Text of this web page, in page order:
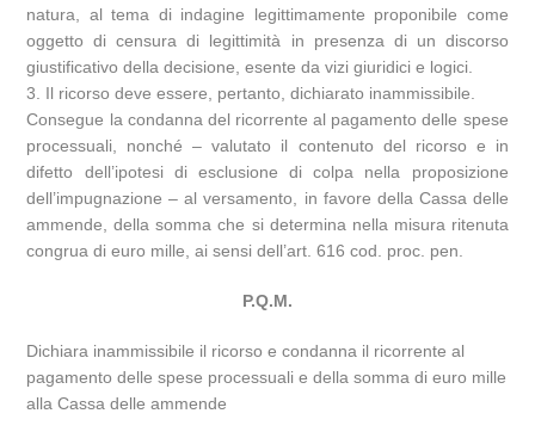
natura, al tema di indagine legittimamente proponibile come
oggetto di censura di legittimità in presenza di un discorso
giustificativo della decisione, esente da vizi giuridici e logici.
3. Il ricorso deve essere, pertanto, dichiarato inammissibile.
Consegue la condanna del ricorrente al pagamento delle spese
processuali, nonché – valutato il contenuto del ricorso e in
difetto dell’ipotesi di esclusione di colpa nella proposizione
dell’impugnazione – al versamento, in favore della Cassa delle
ammende, della somma che si determina nella misura ritenuta
congrua di euro mille, ai sensi dell’art. 616 cod. proc. pen.
P.Q.M.
Dichiara inammissibile il ricorso e condanna il ricorrente al
pagamento delle spese processuali e della somma di euro mille
alla Cassa delle ammende